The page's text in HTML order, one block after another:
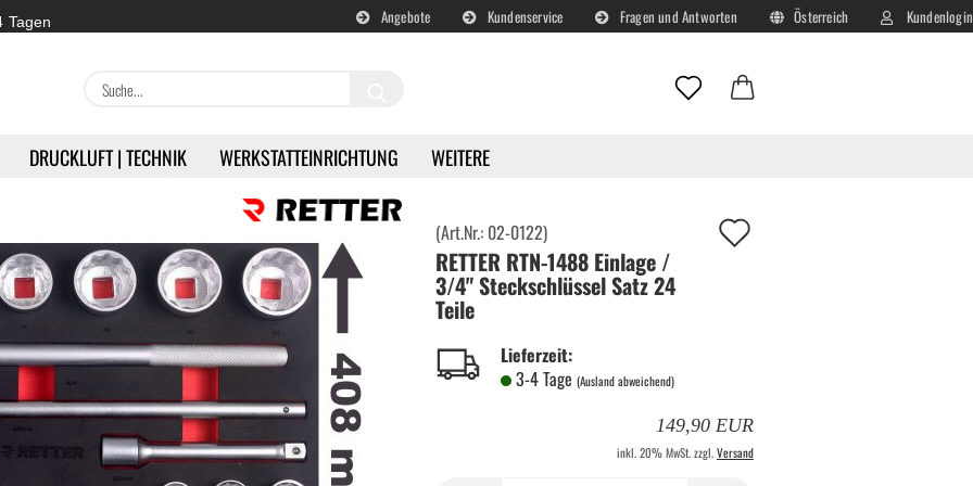
Tagen Angebote Kundenservice Fragen und Antworten Österreich Kundenlogin
Passwort vergessen?
DRUCKLUFT | TECHNIK WERKSTATTEINRICHTUNG WEITERE
Akku | Werkzeuge anzeigen
Milwaukee | Akkugeräte
DeWALT | Akkugeräte
RETTER | Akkugeräte
» RETTER RTN-1488 Einlage / 3/4" Steckschlüssel Satz 24 Teile
(Art.Nr.: 02-0122)
RETTER RTN-1488 Einlage /
3/4" Steckschlüssel Satz 24
Teile
Lieferzeit:
3-4 Tage (Ausland abweichend)
149,90 EUR
inkl. 20% MwSt. zzgl.Versand